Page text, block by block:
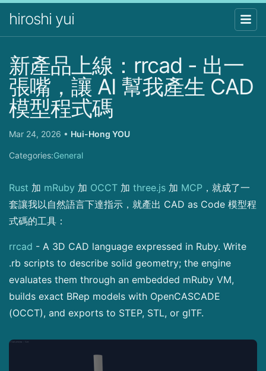
hiroshi yui
新產品上線：rrcad - 出一
張嘴，讓 AI 幫我產生 CAD
模型程式碼
Mar 24, 2026 • Hui-Hong YOU
Categories:General
Rust 加 mRuby 加 OCCT 加 three.js 加 MCP ，就成了一
套讓我以自然語言下達指示，就產出 CAD as Code 模型程
式碼的工具：
rrcad - A 3D CAD language expressed in Ruby. Write
.rb scripts to describe solid geometry; the engine
evaluates them through an embedded mRuby VM,
builds exact BRep models with OpenCASCADE
(OCCT), and exports to STEP, STL, or glTF.